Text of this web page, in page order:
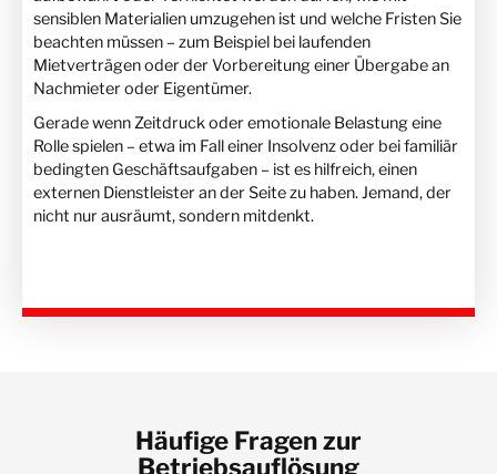
sensiblen Materialien umzugehen ist und welche Fristen Sie
beachten müssen – zum Beispiel bei laufenden
Mietverträgen oder der Vorbereitung einer Übergabe an
Nachmieter oder Eigentümer.
Gerade wenn Zeitdruck oder emotionale Belastung eine
Rolle spielen – etwa im Fall einer Insolvenz oder bei familiär
bedingten Geschäftsaufgaben – ist es hilfreich, einen
externen Dienstleister an der Seite zu haben. Jemand, der
nicht nur ausräumt, sondern mitdenkt.
Häufige Fragen zur
Betriebsauflösung